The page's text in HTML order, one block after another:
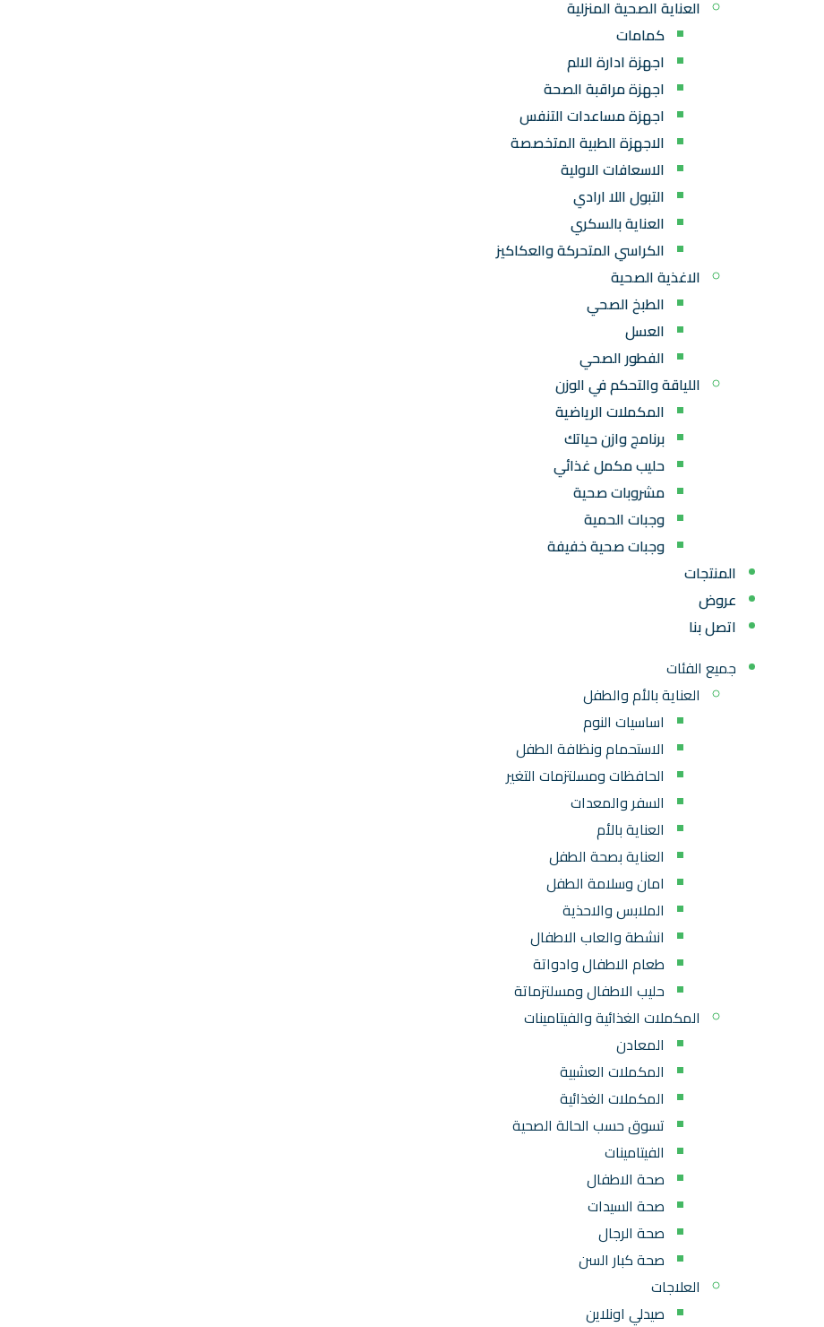
العناية الصحية المنزلية
كمامات
اجهزة ادارة الالم
اجهزة مراقبة الصحة
اجهزة مساعدات التنفس
الاجهزة الطبية المتخصصة
الاسعافات الاولية
التبول اللا ارادي
العناية بالسكري
الكراسي المتحركة والعكاكيز
الاغذية الصحية
الطبخ الصحي
العسل
الفطور الصحي
اللياقة والتحكم في الوزن
المكملات الرياضية
برنامج وازن حياتك
حليب مكمل غذائي
مشروبات صحية
وجبات الحمية
وجبات صحية خفيفة
المنتجات
عروض
اتصل بنا
جميع الفئات
العناية بالأم والطفل
اساسيات النوم
الاستحمام ونظافة الطفل
الحافظات ومسلتزمات التغير
السفر والمعدات
العناية بالأم
العناية بصحة الطفل
امان وسلامة الطفل
الملابس والاحذية
انشطة والعاب الاطفال
طعام الاطفال وادواتة
حليب الاطفال ومسلتزماتة
المكملات الغذائية والفيتامينات
المعادن
المكملات العشبية
المكملات الغذائية
تسوق حسب الحالة الصحية
الفيتامينات
صحة الاطفال
صحة السيدات
صحة الرجال
صحة كبار السن
العلاجات
صيدلي اونلاين